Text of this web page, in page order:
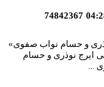
74842367
و حسام نواب صفوی»
ایرج نوذری و حسام